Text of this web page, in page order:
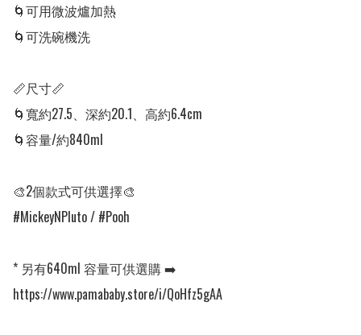
🌀可用微波爐加熱
🌀可洗碗機洗
📏尺寸📏
🌀寬約27.5、深約20.1、高約6.4cm
🌀容量/約840ml
🎨2個款式可供選擇🎨
#MickeyNPluto / #Pooh
* 另有640ml 容量可供選購 ➡️
https://www.pamababy.store/i/QoHfz5gAA